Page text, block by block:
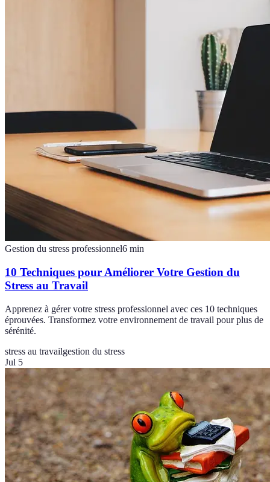
Gestion du stress professionnel6 min
10 Techniques pour Améliorer Votre Gestion du
Stress au Travail
Apprenez à gérer votre stress professionnel avec ces 10 techniques
éprouvées. Transformez votre environnement de travail pour plus de
sérénité.
stress au travailgestion du stress
Jul 5